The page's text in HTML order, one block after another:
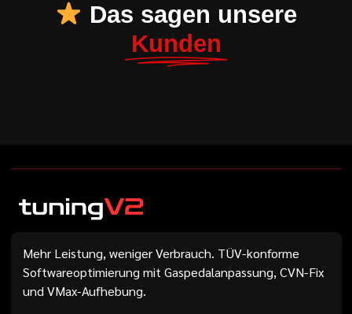
Das sagen unsere
Kunden
Mehr Leistung, weniger Verbrauch. TÜV-konforme
Softwareoptimierung mit Gaspedalanpassung, CVN-Fix
und VMax-Aufhebung.